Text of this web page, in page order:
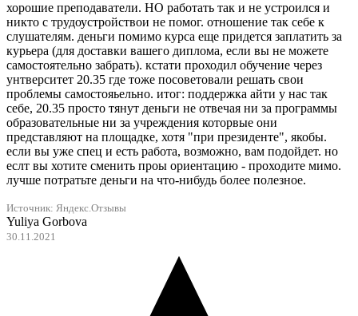
хорошие преподаватели. НО работать так и не устроился и
никто с трудоустройствои не помог. отношение так себе к
слушателям. деньги помимо курса еще придется заплатить за
курьера (для доставки вашего диплома, если вы не можете
самостоятельно забрать). кстати проходил обучение через
унтверситет 20.35 где тоже посоветовали решать свои
проблемы самостояьельно. итог: поддержка айти у нас так
себе, 20.35 просто тянут деньги не отвечая ни за программы
образовательные ни за учреждения которвые они
представляют на площадке, хотя "при президенте", якобы.
если вы уже спец и есть работа, возможно, вам подойдет. но
еслт вы хотите сменить проы ориентацию - проходите мимо.
лучше потратьте деньги на что-нибудь более полезное.
Источник: Яндекс.Отзывы
Yuliya Gorbova
30.11.2021